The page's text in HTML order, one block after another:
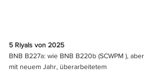
5 Riyals von 2025
BNB B227a: wie BNB B220b (SCWPM ), aber
mit neuem Jahr, überarbeitetem